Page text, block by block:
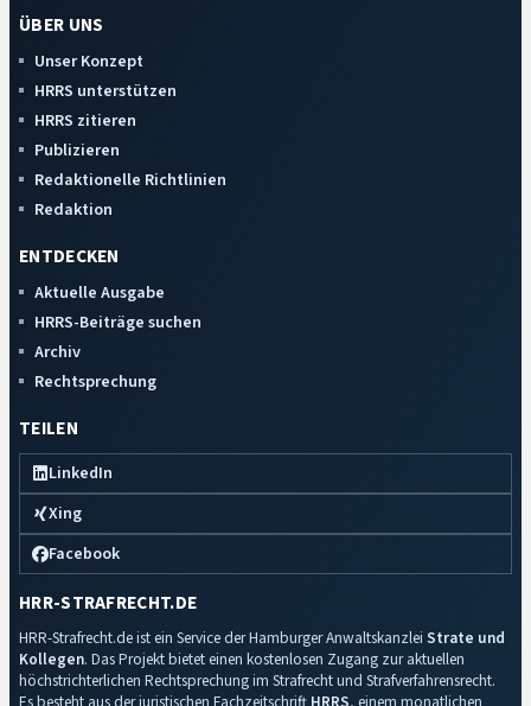
ÜBER UNS
Unser Konzept
HRRS unterstützen
HRRS zitieren
Publizieren
Redaktionelle Richtlinien
Redaktion
ENTDECKEN
Aktuelle Ausgabe
HRRS-Beiträge suchen
Archiv
Rechtsprechung
TEILEN
LinkedIn
Xing
Facebook
HRR-STRAFRECHT.DE
HRR-Strafrecht.de ist ein Service der Hamburger Anwaltskanzlei Strate und
Kollegen. Das Projekt bietet einen kostenlosen Zugang zur aktuellen
höchstrichterlichen Rechtsprechung im Strafrecht und Strafverfahrensrecht.